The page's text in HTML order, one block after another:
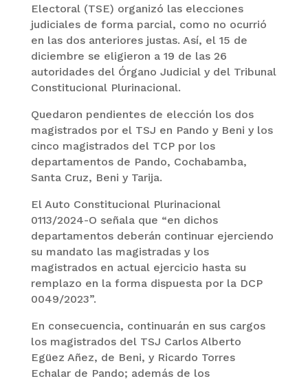
Electoral (TSE) organizó las elecciones
judiciales de forma parcial, como no ocurrió
en las dos anteriores justas. Así, el 15 de
diciembre se eligieron a 19 de las 26
autoridades del Órgano Judicial y del Tribunal
Constitucional Plurinacional.
Quedaron pendientes de elección los dos
magistrados por el TSJ en Pando y Beni y los
cinco magistrados del TCP por los
departamentos de Pando, Cochabamba,
Santa Cruz, Beni y Tarija.
El Auto Constitucional Plurinacional
0113/2024-O señala que “en dichos
departamentos deberán continuar ejerciendo
su mandato las magistradas y los
magistrados en actual ejercicio hasta su
remplazo en la forma dispuesta por la DCP
0049/2023”.
En consecuencia, continuarán en sus cargos
los magistrados del TSJ Carlos Alberto
Egüez Añez, de Beni, y Ricardo Torres
Echalar de Pando; además de los